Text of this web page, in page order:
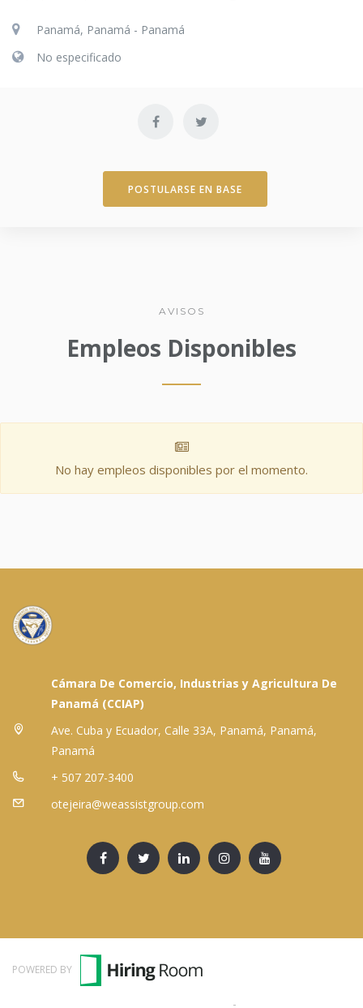
Panamá, Panamá - Panamá
No especificado
POSTULARSE EN BASE
AVISOS
Empleos Disponibles
No hay empleos disponibles por el momento.
Cámara De Comercio, Industrias y Agricultura De
Panamá (CCIAP)
Ave. Cuba y Ecuador, Calle 33A, Panamá, Panamá,
Panamá
+ 507 207-3400
otejeira@weassistgroup.com
POWERED BY
-